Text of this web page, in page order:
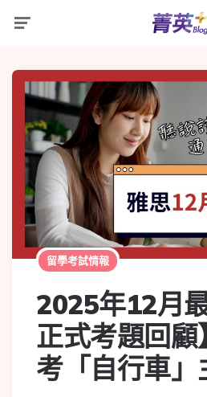
留學考試情報
2025年12月
正式考題回顧
考「自行車」